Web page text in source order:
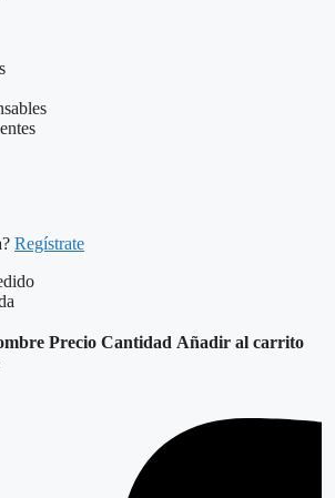
Regístrate
Precio Cantidad Añadir al carrito